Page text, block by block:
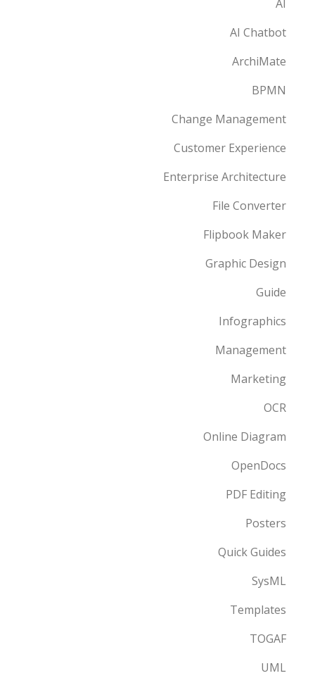
AI Chatbot
ArchiMate
BPMN
Change Management
Customer Experience
Enterprise Architecture
File Converter
Flipbook Maker
Graphic Design
Guide
Infographics
Management
Marketing
OCR
Online Diagram
OpenDocs
PDF Editing
Posters
Quick Guides
SysML
Templates
TOGAF
UML